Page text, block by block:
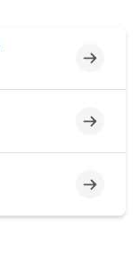
不完整
不完整
不完整